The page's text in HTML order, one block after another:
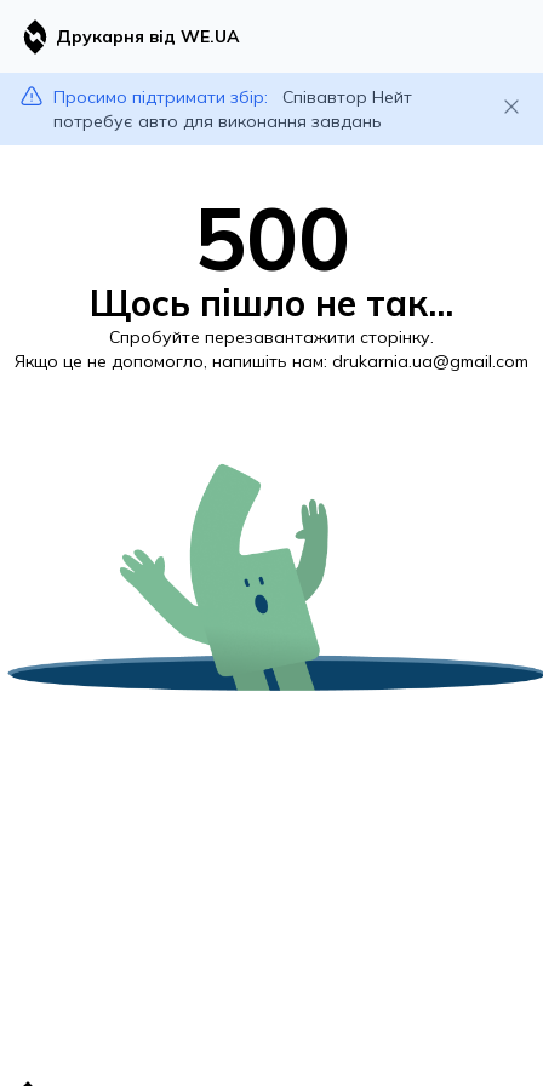
Друкарня від WE.UA
Просимо підтримати збір:
Співавтор Нейт
потребує авто для виконання завдань
500
Щось пішло не так...
Спробуйте перезавантажити сторінку.
Якщо це не допомогло, напишіть нам: drukarnia.ua@gmail.com